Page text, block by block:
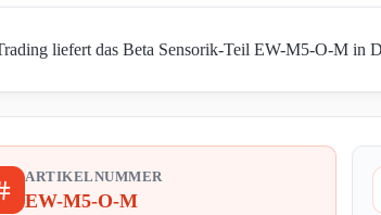
liefert das Beta Sensorik-Teil EW-M5-O-M in
ARTIKELNUMMER
EW-M5-O-M